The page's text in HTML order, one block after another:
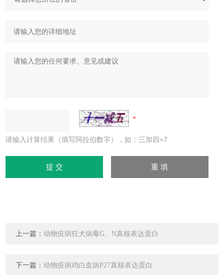
请输入计算结果（填写阿拉伯数字），如：三加四=7
上一篇：动物疫病狂犬病毒G、N真核表达蛋白
下一篇：动物疫病鸡白血病P27真核表达蛋白